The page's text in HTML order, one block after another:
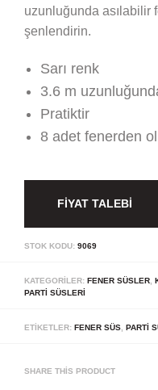
uzunluğunda asılabilir
şenlendirin.
Sarı renk
3.6 m
Pratiktir
8 adet fenerden
FIYAT TALEBI
STOK KODU: 9069
KATEGORILER: FENER SÜSLER
PARTI SÜSLERI
ETIKETLER: FENER SÜS PARTI
SHARE THIS PRODUCT